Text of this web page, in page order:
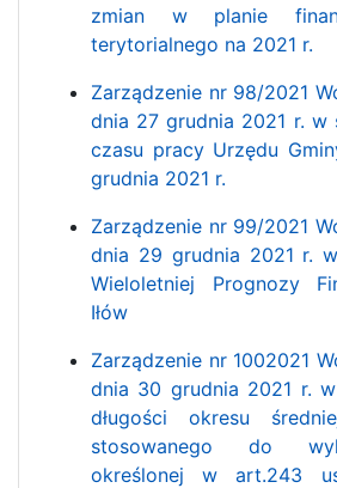
zmian w planie
terytorialnego na 2021 r.
Zarządzenie nr 98/2021
dnia 27 grudnia 2021 r. w
czasu pracy Urzędu
grudnia 2021 r.
Zarządzenie nr 99/2021
dnia 29 grudnia 2021 r.
Wieloletniej Prognozy
Iłów
Zarządzenie nr 1002021
dnia 30 grudnia 2021 r.
długości okresu
stosowanego do
określonej w art.243